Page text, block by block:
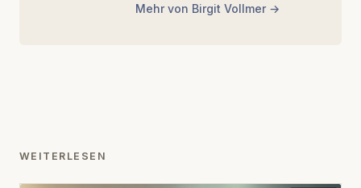
Mehr von Birgit Vollmer
WEITERLESEN